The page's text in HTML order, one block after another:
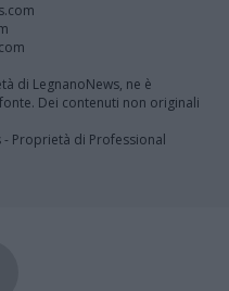
di LegnanoNews, ne è
Dei contenuti non originali
Proprietà di Professional